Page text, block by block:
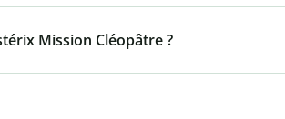
Mission Cléopâtre ?